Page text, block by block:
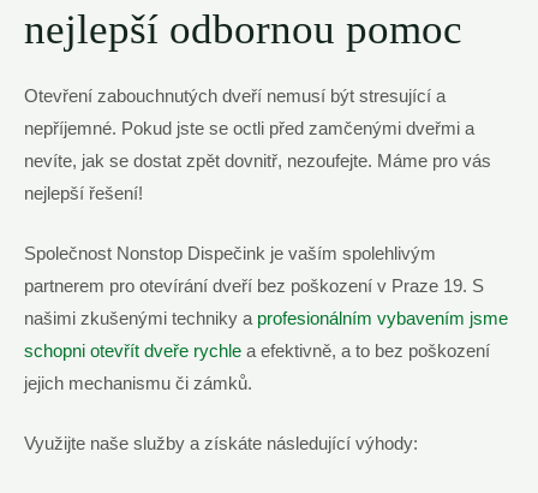
nejlepší odbornou pomoc
Otevření zabouchnutých dveří nemusí být stresující a
nepříjemné. Pokud jste se octli před zamčenými dveřmi a
nevíte, jak se dostat zpět dovnitř, nezoufejte. Máme pro vás
nejlepší řešení!
Společnost Nonstop Dispečink je vaším spolehlivým
partnerem pro otevírání dveří bez poškození v Praze 19. S
našimi zkušenými techniky a profesionálním vybavením jsme
schopni otevřít dveře rychle a efektivně, a to bez poškození
jejich mechanismu či zámků.
Využijte naše služby a získáte následující výhody: